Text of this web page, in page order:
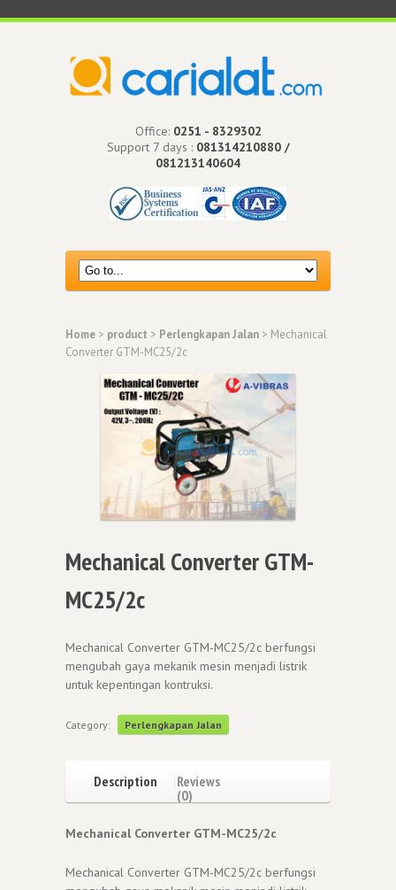
Office: 0251 - 8329302
Support 7 days : 081314210880 /
081213140604
Home > product > Perlengkapan Jalan > Mechanical
Converter GTM-MC25/2c
Mechanical Converter GTM-
MC25/2c
Mechanical Converter GTM-MC25/2c berfungsi
mengubah gaya mekanik mesin menjadi listrik
untuk kepentingan kontruksi.
Category: Perlengkapan Jalan
Description
Reviews
(0)
Mechanical Converter GTM-MC25/2c
Mechanical Converter GTM-MC25/2c berfungsi